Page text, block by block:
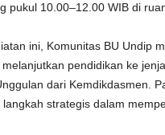
pukul 10.00–12.00 WIB di
ini, Komunitas BU Undip
pendidikan ke
dari Kemdikdasmen.
strategis dalam